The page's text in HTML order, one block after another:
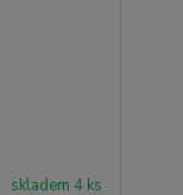
skladem 4 ks